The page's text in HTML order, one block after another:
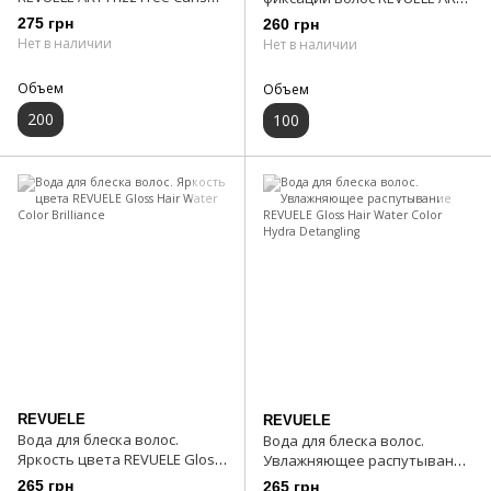
Spray
275 грн
Нет в наличии
Объем
200
Gloss & Lock Serum
260 грн
Нет в наличии
Объем
100
REVUELE
Вода для блеска волос.
Яркость цвета REVUELE Gloss
Hair Water Color Brilliance
265 грн
REVUELE
Вода для блеска волос.
Увлажняющее распутывание
REVUELE Gloss Hair Water
265 грн